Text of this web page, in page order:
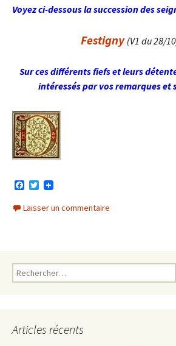
Voyez ci-dessous la succession des
Festigny (V1 du 28/
Sur ces différents fiefs et leurs
intéressés par vos remarques
c
e
T
i
t
Laisser un commentaire
Rechercher :
Articles récents